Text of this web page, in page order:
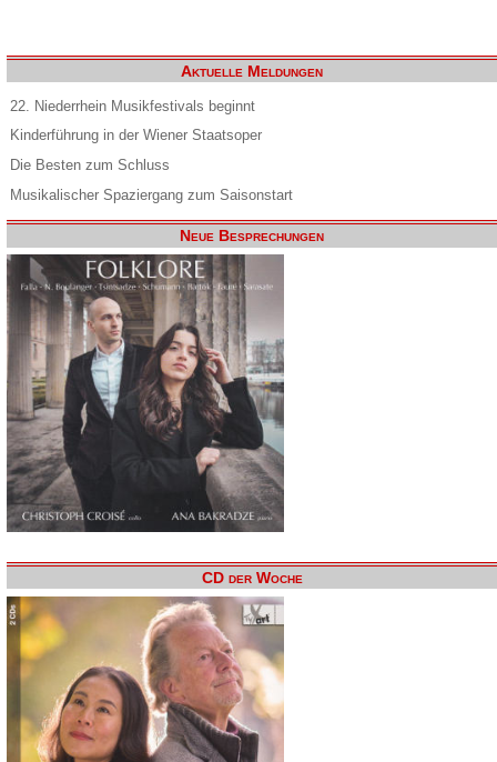
Aktuelle Meldungen
22. Niederrhein Musikfestivals beginnt
Kinderführung in der Wiener Staatsoper
Die Besten zum Schluss
Musikalischer Spaziergang zum Saisonstart
Neue Besprechungen
CD der Woche